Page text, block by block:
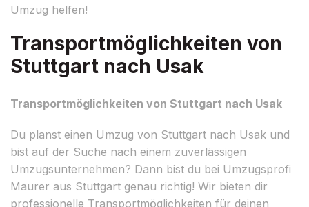
Umzug helfen!
Transportmöglichkeiten von
Stuttgart nach Usak
Transportmöglichkeiten von Stuttgart nach Usak
Du planst einen Umzug von Stuttgart nach Usak und
bist auf der Suche nach einem zuverlässigen
Umzugsunternehmen? Dann bist du bei Umzugsprofi
Maurer aus Stuttgart genau richtig! Wir bieten dir
professionelle Transportmöglichkeiten für deinen